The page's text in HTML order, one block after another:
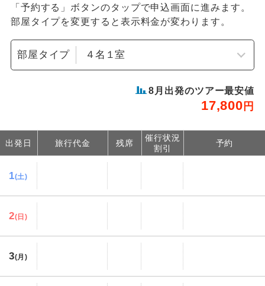
「予約する」ボタンのタップで申込画面に進みます。
部屋タイプを変更すると表示料金が変わります。
部屋タイプ
8 月出発のツアー最安値
17,800 円
出発日 旅行代金 残席
催行状況
割引
予約
1(土)
2(日)
3(月)